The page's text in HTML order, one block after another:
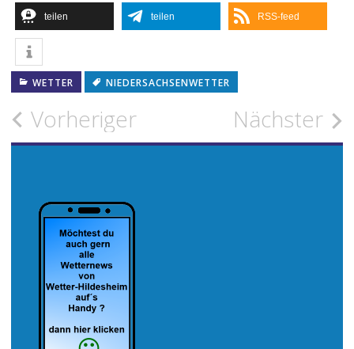
teilen teilen RSS-feed
WETTER NIEDERSACHSENWETTER
Beitragsnavigation
Vorheriger Nächster